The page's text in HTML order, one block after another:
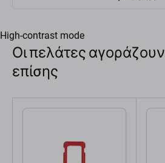
High-contrast mode
Οι πελάτες αγοράζουν
επίσης